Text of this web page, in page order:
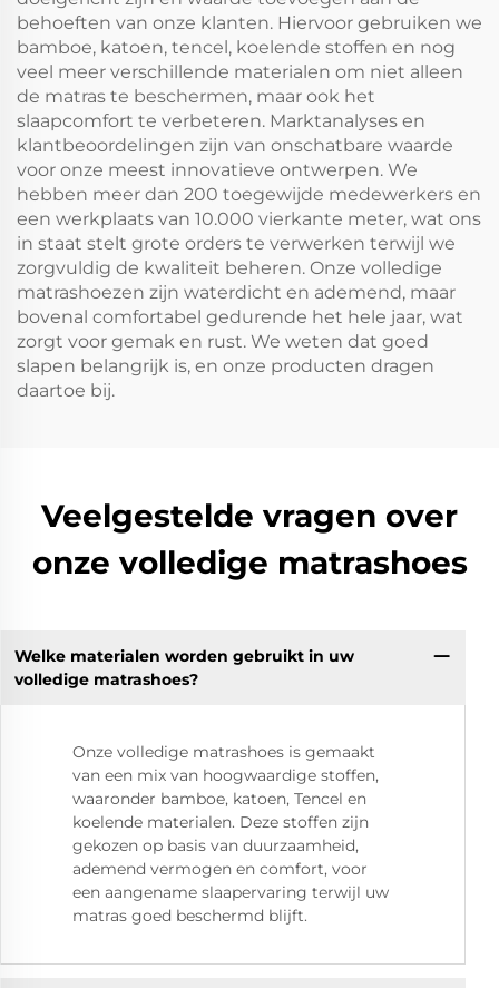
behoeften van onze klanten. Hiervoor gebruiken we
bamboe, katoen, tencel, koelende stoffen en nog
veel meer verschillende materialen om niet alleen
de matras te beschermen, maar ook het
slaapcomfort te verbeteren. Marktanalyses en
klantbeoordelingen zijn van onschatbare waarde
voor onze meest innovatieve ontwerpen. We
hebben meer dan 200 toegewijde medewerkers en
een werkplaats van 10.000 vierkante meter, wat ons
in staat stelt grote orders te verwerken terwijl we
zorgvuldig de kwaliteit beheren. Onze volledige
matrashoezen zijn waterdicht en ademend, maar
bovenal comfortabel gedurende het hele jaar, wat
zorgt voor gemak en rust. We weten dat goed
slapen belangrijk is, en onze producten dragen
daartoe bij.
Veelgestelde vragen over
onze volledige matrashoes
Welke materialen worden gebruikt in uw
volledige matrashoes?
Onze volledige matrashoes is gemaakt
van een mix van hoogwaardige stoffen,
waaronder bamboe, katoen, Tencel en
koelende materialen. Deze stoffen zijn
gekozen op basis van duurzaamheid,
ademend vermogen en comfort, voor
een aangename slaapervaring terwijl uw
matras goed beschermd blijft.